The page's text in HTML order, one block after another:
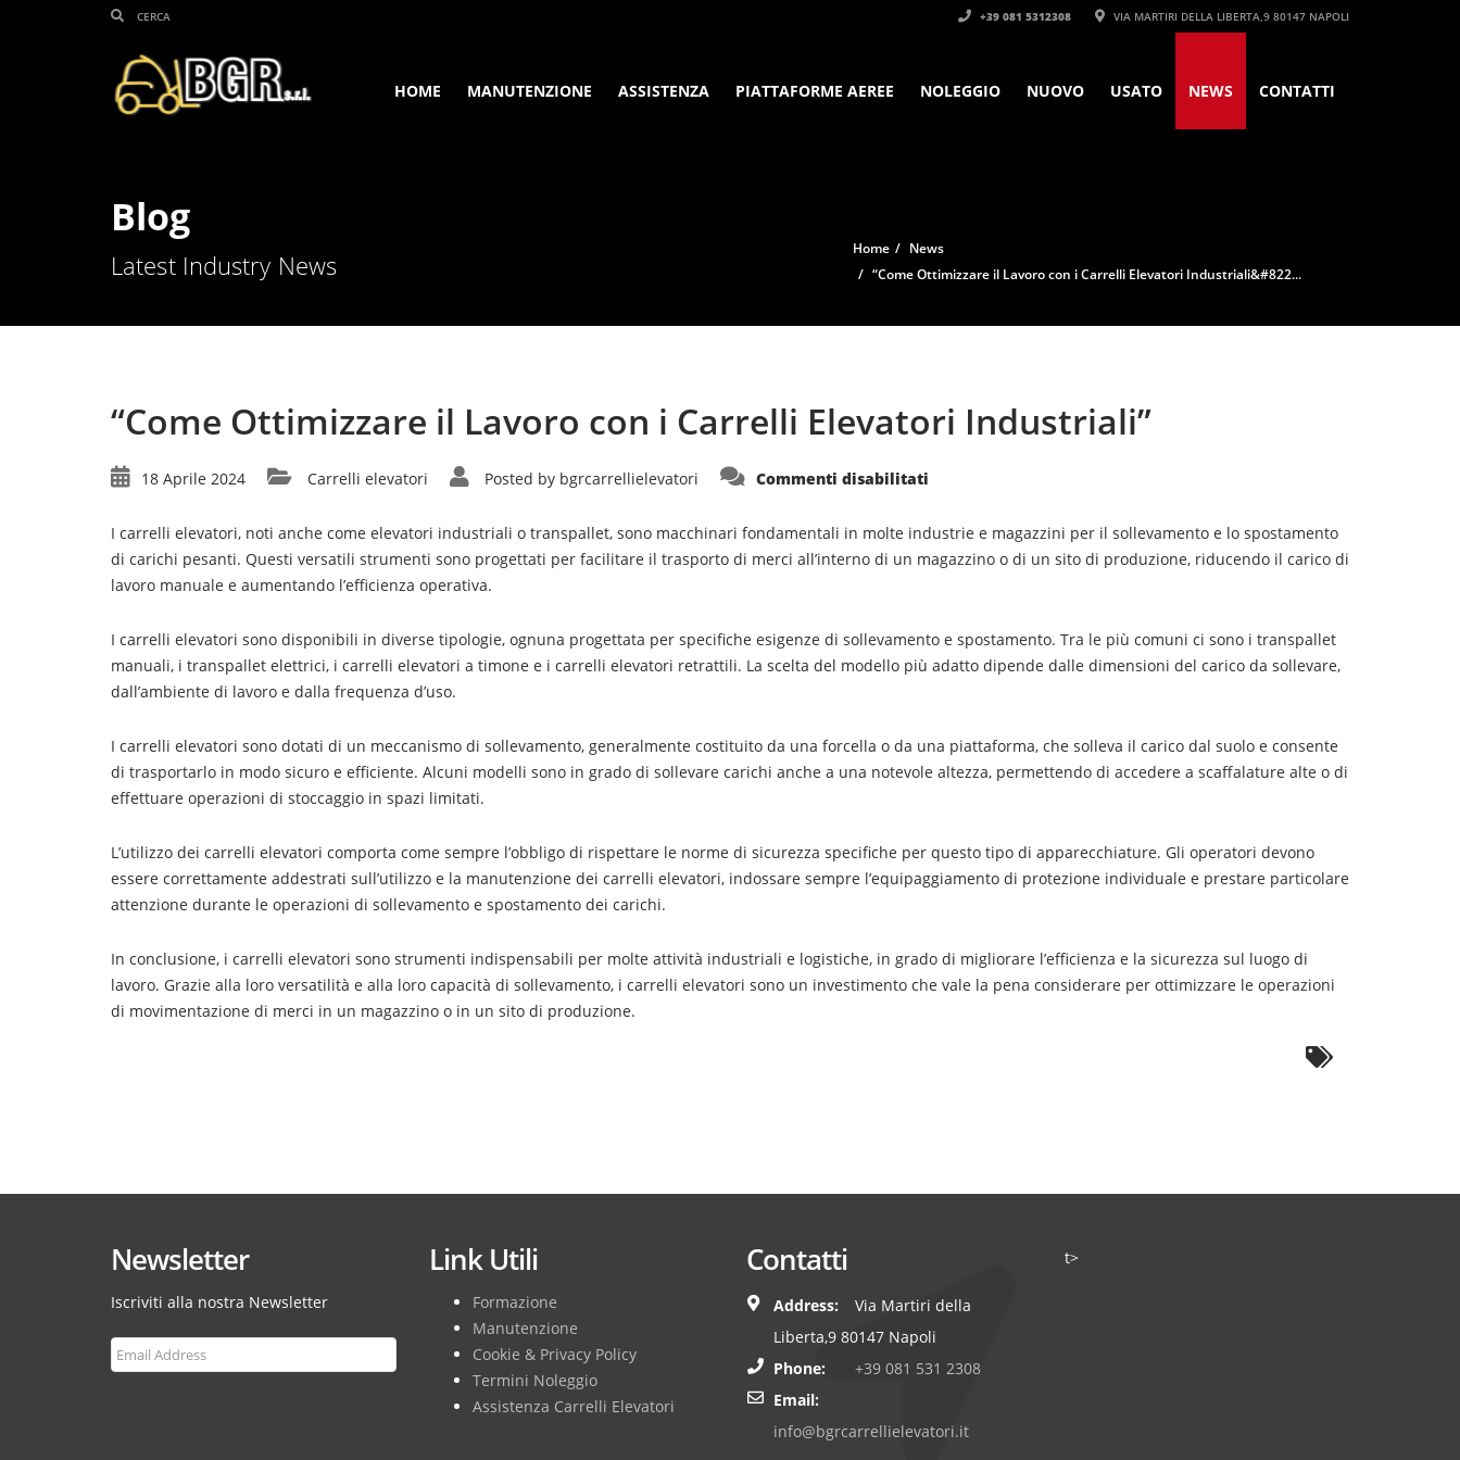
+39 081 5312308‬ VIA MARTIRI DELLA LIBERTA,9 80147 NAPOLI
HOME MANUTENZIONE ASSISTENZA PIATTAFORME AEREE NOLEGGIO NUOVO USATO NEWS CONTATTI
Blog
Latest Industry News
Home
News
“Come Ottimizzare il Lavoro con i Carrelli Elevatori Industriali&#822...
“Come Ottimizzare il Lavoro con i Carrelli Elevatori Industriali”
18 Aprile 2024 Carrelli elevatori Posted by bgrcarrellielevatori Commenti disabilitati
Lavoro
i
I carrelli elevatori, noti anche come elevatori industriali o transpallet, sono macchinari fondamentali in molte industrie e magazzini per il sollevamento e lo spostamento
di carichi pesanti. Questi versatili strumenti sono progettati per facilitare il trasporto di merci all’interno di un magazzino o di un sito di produzione, riducendo il carico di
lavoro manuale e aumentando l’efficienza operativa.
I carrelli elevatori sono disponibili in diverse tipologie, ognuna progettata per specifiche esigenze di sollevamento e spostamento. Tra le più comuni ci sono i transpallet
manuali, i transpallet elettrici, i carrelli elevatori a timone e i carrelli elevatori retrattili. La scelta del modello più adatto dipende dalle dimensioni del carico da sollevare,
dall’ambiente di lavoro e dalla frequenza d’uso.
I carrelli elevatori sono dotati di un meccanismo di sollevamento, generalmente costituito da una forcella o da una piattaforma, che solleva il carico dal suolo e consente
di trasportarlo in modo sicuro e efficiente. Alcuni modelli sono in grado di sollevare carichi anche a una notevole altezza, permettendo di accedere a scaffalature alte o di
effettuare operazioni di stoccaggio in spazi limitati.
L’utilizzo dei carrelli elevatori comporta come sempre l’obbligo di rispettare le norme di sicurezza specifiche per questo tipo di apparecchiature. Gli operatori devono
essere correttamente addestrati sull’utilizzo e la manutenzione dei carrelli elevatori, indossare sempre l’equipaggiamento di protezione individuale e prestare particolare
attenzione durante le operazioni di sollevamento e spostamento dei carichi.
In conclusione, i carrelli elevatori sono strumenti indispensabili per molte attività industriali e logistiche, in grado di migliorare l’efficienza e la sicurezza sul luogo di
lavoro. Grazie alla loro versatilità e alla loro capacità di sollevamento, i carrelli elevatori sono un investimento che vale la pena considerare per ottimizzare le operazioni
di movimentazione di merci in un magazzino o in un sito di produzione.
Newsletter
Iscriviti alla nostra Newsletter
Link Utili
Formazione
Manutenzione
Cookie & Privacy Policy
Termini Noleggio
Assistenza Carrelli Elevatori
Contatti
Address:
Via Martiri della
Liberta,9 80147 Napoli
Phone:
+39 081 531 2308
Email:
info@bgrcarrellielevatori.it
t>